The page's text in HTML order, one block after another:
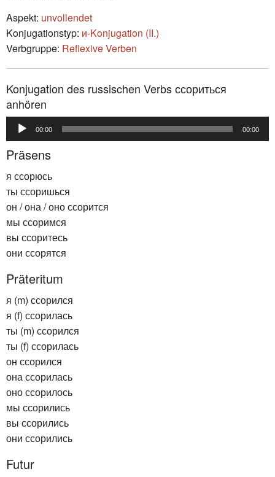
Aspekt: unvollendet
Konjugationstyp: и-Konjugation (II.)
Verbgruppe: Reflexive Verben
Konjugation des russischen Verbs ссориться
anhören
Audio-
Player
00:00 00:00
Präsens
я ссорюсь
ты ссоришься
он / она / оно ссорится
мы ссоримся
вы ссоритесь
они ссорятся
Präteritum
я (m) ссорился
я (f) ссорилась
ты (m) ссорился
ты (f) ссорилась
он ссорился
она ссорилась
оно ссорилось
мы ссорились
вы ссорились
они ссорились
Futur